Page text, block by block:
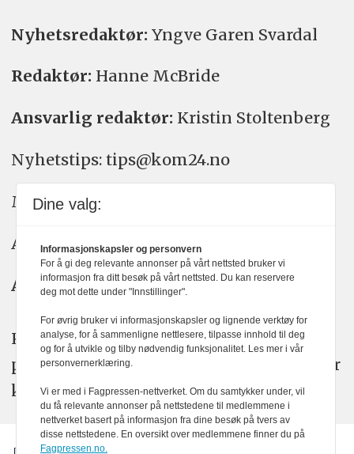
Nyhetsredaktør: Yngve Garen Svardal
Redaktør: Hanne McBride
Ansvarlig redaktør: Kristin Stoltenberg
Nyhetstips: tips@kom24.no
Meninger: meninger@kom24.no
Annonse: annonse@watchmedia.no
Abonnement:kom24@watchmedia.no
KOM24 arbeider etter Vær Varsom-
plakatens regler for god presseskikk. Her
kan du lese mer omPFUsarbeid.
Dine valg:
Informasjonskapsler og personvern
For å gi deg relevante annonser på vårt nettsted bruker vi
informasjon fra ditt besøk på vårt nettsted. Du kan reservere
deg mot dette under "Innstillinger".
For øvrig bruker vi informasjonskapsler og lignende verktøy for
analyse, for å sammenligne nettlesere, tilpasse innhold til deg
og for å utvikle og tilby nødvendig funksjonalitet. Les mer i vår
personvernerklæring.
Vi er med i Fagpressen-nettverket. Om du samtykker under, vil
du få relevante annonser på nettstedene til medlemmene i
nettverket basert på informasjon fra dine besøk på tvers av
disse nettstedene. En oversikt over medlemmene finner du på
Fagpressen.no.